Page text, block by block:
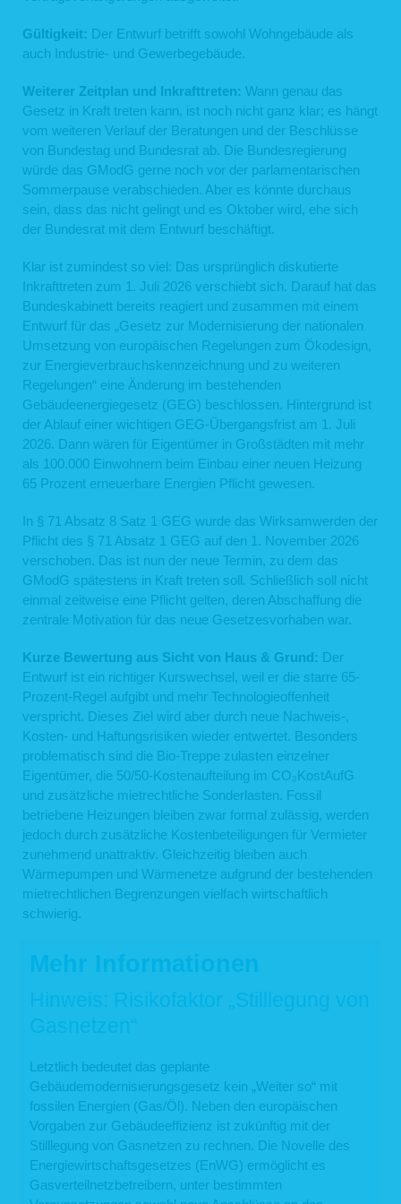
Gültigkeit: Der Entwurf betrifft sowohl Wohngebäude als
auch Industrie- und Gewerbegebäude.
Weiterer Zeitplan und Inkrafttreten: Wann genau das
Gesetz in Kraft treten kann, ist noch nicht ganz klar; es hängt
vom weiteren Verlauf der Beratungen und der Beschlüsse
von Bundestag und Bundesrat ab. Die Bundesregierung
würde das GModG gerne noch vor der parlamentarischen
Sommerpause verabschieden. Aber es könnte durchaus
sein, dass das nicht gelingt und es Oktober wird, ehe sich
der Bundesrat mit dem Entwurf beschäftigt.
Klar ist zumindest so viel: Das ursprünglich diskutierte
Inkrafttreten zum 1. Juli 2026 verschiebt sich. Darauf hat das
Bundeskabinett bereits reagiert und zusammen mit einem
Entwurf für das „Gesetz zur Modernisierung der nationalen
Umsetzung von europäischen Regelungen zum Ökodesign,
zur Energieverbrauchskennzeichnung und zu weiteren
Regelungen“ eine Änderung im bestehenden
Gebäudeenergiegesetz (GEG) beschlossen. Hintergrund ist
der Ablauf einer wichtigen GEG-Übergangsfrist am 1. Juli
2026. Dann wären für Eigentümer in Großstädten mit mehr
als 100.000 Einwohnern beim Einbau einer neuen Heizung
65 Prozent erneuerbare Energien Pflicht gewesen.
In § 71 Absatz 8 Satz 1 GEG wurde das Wirksamwerden der
Pflicht des § 71 Absatz 1 GEG auf den 1. November 2026
verschoben. Das ist nun der neue Termin, zu dem das
GModG spätestens in Kraft treten soll. Schließlich soll nicht
einmal zeitweise eine Pflicht gelten, deren Abschaffung die
zentrale Motivation für das neue Gesetzesvorhaben war.
Kurze Bewertung aus Sicht von Haus & Grund: Der
Entwurf ist ein richtiger Kurswechsel, weil er die starre 65-
Prozent-Regel aufgibt und mehr Technologieoffenheit
verspricht. Dieses Ziel wird aber durch neue Nachweis-,
Kosten- und Haftungsrisiken wieder entwertet. Besonders
problematisch sind die Bio-Treppe zulasten einzelner
Eigentümer, die 50/50-Kostenaufteilung im CO₂KostAufG
und zusätzliche mietrechtliche Sonderlasten. Fossil
betriebene Heizungen bleiben zwar formal zulässig, werden
jedoch durch zusätzliche Kostenbeteiligungen für Vermieter
zunehmend unattraktiv. Gleichzeitig bleiben auch
Wärmepumpen und Wärmenetze aufgrund der bestehenden
mietrechtlichen Begrenzungen vielfach wirtschaftlich
schwierig.
Mehr Informationen
Hinweis: Risikofaktor „Stilllegung von
Gasnetzen“
Letztlich bedeutet das geplante
Gebäudemodernisierungsgesetz kein „Weiter so“ mit
fossilen Energien (Gas/Öl). Neben den europäischen
Vorgaben zur Gebäudeeffizienz ist zukünftig mit der
Stilllegung von Gasnetzen zu rechnen. Die Novelle des
Energiewirtschaftsgesetzes (EnWG) ermöglicht es
Gasverteilnetzbetreibern, unter bestimmten